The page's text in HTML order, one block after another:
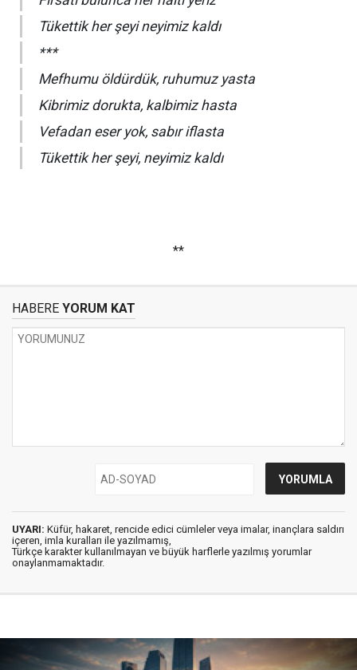
Tükettik her şeyi neyimiz kaldı
***
Mefhumu öldürdük, ruhumuz yasta
Kibrimiz dorukta, kalbimiz hasta
Vefadan eser yok, sabır iflasta
Tükettik her şeyi, neyimiz kaldı
**
HABERE YORUM KAT
UYARI: Küfür, hakaret, rencide edici cümleler veya imalar, inançlara saldırı
içeren, imla kuralları ile yazılmamış,
Türkçe karakter kullanılmayan ve büyük harflerle yazılmış yorumlar
onaylanmamaktadır.